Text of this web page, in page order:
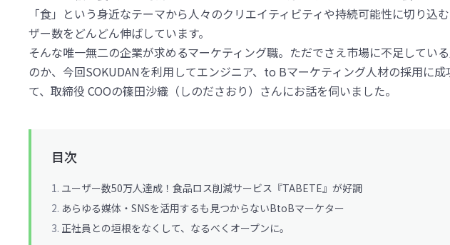
「食」という身近なテーマから人々のクリエイティビティや持続可能性に切り込
ザー数をどんどん伸ばしています。
そんな唯一無二の企業が求めるマーケティング職。ただでさえ市場に不足してい
のか、今回SOKUDANを利用してエンジニア、to Bマーケティング人材の採用に
て、取締役 COOの篠田沙織（しのださおり）さんにお話を伺いました。
目次
ユーザー数50万人達成！食品ロス削減サービス『TABETE』が好調
あらゆる媒体・SNSを活用するも見つからないBtoBマーケター
正社員との垣根をなくして、なるべくオープンに。